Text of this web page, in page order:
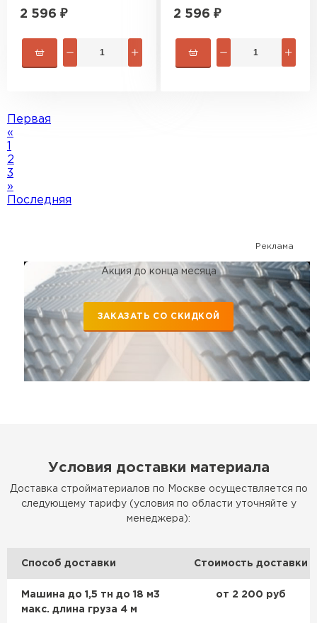
2 596 ₽ 2 596 ₽
Первая
«
2
3
»
Последняя
Реклама
Акция до конца месяца
ЗАКАЗАТЬ СО СКИДКОЙ
Условия доставки материала
Доставка стройматериалов по Москве осуществляется по
следующему тарифу (условия по области уточняйте у
менеджера):
Способ доставки Стоимость доставки
Машина до 1,5 тн до 18 м3
макс. длина груза 4 м
от 2 200 руб